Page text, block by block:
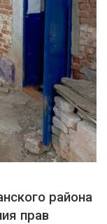
района
прав